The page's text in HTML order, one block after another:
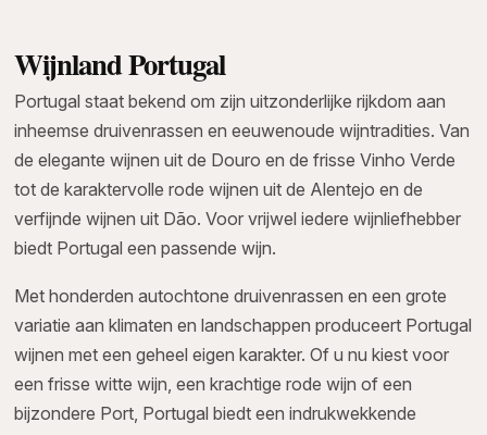
Wijnland Portugal
Portugal staat bekend om zijn uitzonderlijke rijkdom aan
inheemse druivenrassen en eeuwenoude wijntradities. Van
de elegante wijnen uit de Douro en de frisse Vinho Verde
tot de karaktervolle rode wijnen uit de Alentejo en de
verfijnde wijnen uit Dão. Voor vrijwel iedere wijnliefhebber
biedt Portugal een passende wijn.
Met honderden autochtone druivenrassen en een grote
variatie aan klimaten en landschappen produceert Portugal
wijnen met een geheel eigen karakter. Of u nu kiest voor
een frisse witte wijn, een krachtige rode wijn of een
bijzondere Port, Portugal biedt een indrukwekkende